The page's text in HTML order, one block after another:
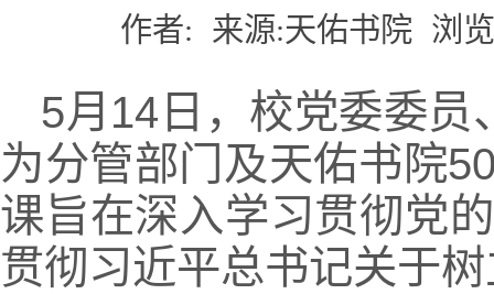
作者: 来源:天佑书院 浏
5月14日，校党委委员
为分管部门及天佑书院
课旨在深入学习贯彻党
贯彻习近平总书记关于